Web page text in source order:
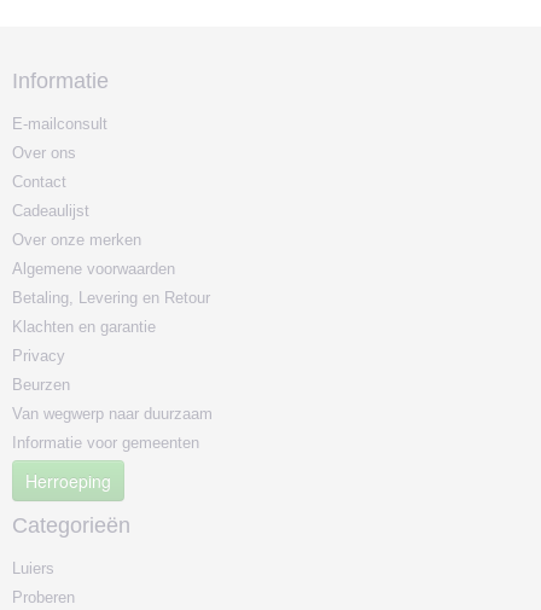
Informatie
E-mailconsult
Over ons
Contact
Cadeaulijst
Over onze merken
Algemene voorwaarden
Betaling, Levering en Retour
Klachten en garantie
Privacy
Beurzen
Van wegwerp naar duurzaam
Informatie voor gemeenten
Herroeping
Categorieën
Luiers
Proberen